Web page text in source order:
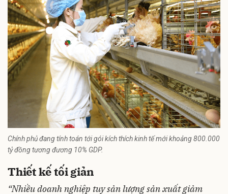
Chính phủ đang tính toán tới gói kích thích kinh tế mới khoảng 800.000
tỷ đồng tương đương 10% GDP.
Thiết kế tối giản
“Nhiều doanh nghiệp tuy sản lượng sản xuất giảm